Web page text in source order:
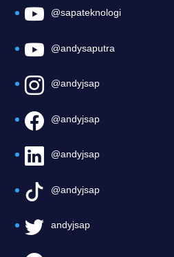
@sapateknologi
@andysaputra
@andyjsap
@andyjsap
@andyjsap
@andyjsap
andyjsap